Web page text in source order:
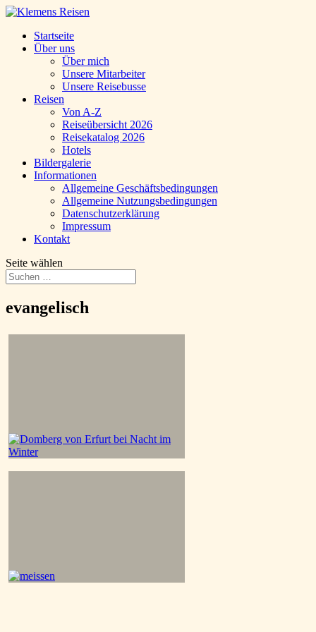
Startseite
Über uns
Über mich
Unsere Mitarbeiter
Unsere Reisebusse
Reisen
Von A-Z
Reiseübersicht 2026
Reisekatalog 2026
Hotels
Bildergalerie
Informationen
Allgemeine Geschäftsbedingungen
Allgemeine Nutzungsbedingungen
Datenschutzerklärung
Impressum
Kontakt
Seite wählen
evangelisch